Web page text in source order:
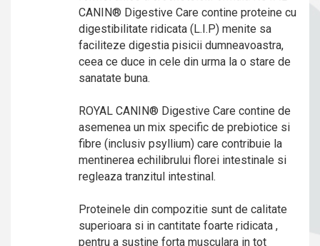
CANIN® Digestive Care contine proteine cu
digestibilitate ridicata (L.I.P) menite sa
faciliteze digestia pisicii dumneavoastra,
ceea ce duce in cele din urma la o stare de
sanatate buna.
ROYAL CANIN® Digestive Care contine de
asemenea un mix specific de prebiotice si
fibre (inclusiv psyllium) care contribuie la
mentinerea echilibrului florei intestinale si
regleaza tranzitul intestinal.
Proteinele din compozitie sunt de calitate
superioara si in cantitate foarte ridicata ,
pentru a sustine forta musculara in tot